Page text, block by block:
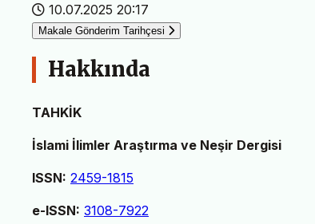
10.07.2025 20:17
Makale Gönderim Tarihçesi
Hakkında
TAHKİK
İslami İlimler Araştırma ve Neşir Dergisi
ISSN: 2459-1815
e-ISSN: 3108-7922